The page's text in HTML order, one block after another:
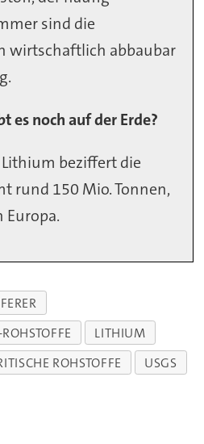
sind die
wirtschaftlich abbaubar
es noch auf der Erde?
beziffert die
rund 150 Mio. Tonnen,
Europa.
LITHIUM
ROHSTOFFE
USGS